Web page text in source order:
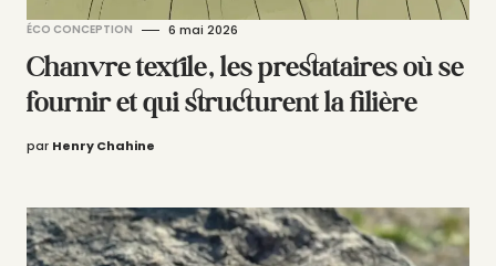
ÉCO CONCEPTION 6 mai 2026
Chanvre textile, les prestataires où se
fournir et qui structurent la filière
par Henry Chahine